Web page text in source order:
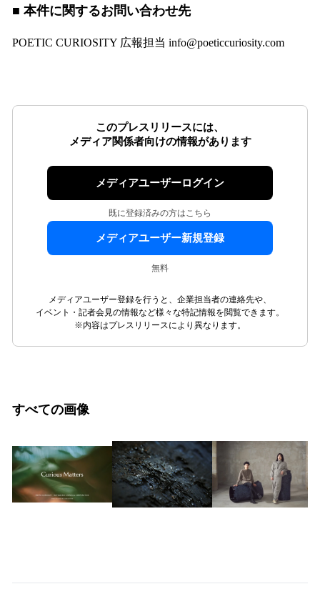
■ 本件に関するお問い合わせ先
POETIC CURIOSITY 広報担当 info@poeticcuriosity.com
このプレスリリースには、
メディア関係者向けの情報があります
メディアユーザーログイン
既に登録済みの方はこちら
メディアユーザー新規登録
無料
メディアユーザー登録を行うと、企業担当者の連絡先や、
イベント・記者会見の情報など様々な特記情報を閲覧できます。
※内容はプレスリリースにより異なります。
すべての画像